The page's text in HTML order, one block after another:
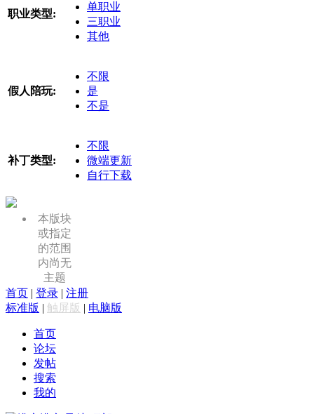
职业类型:
单职业
三职业
其他
假人陪玩:
不限
是
不是
补丁类型:
不限
微端更新
自行下载
本版块
或指定
的范围
内尚无
主题
首页 | 登录 | 注册
标准版 | 触屏版 | 电脑版
首页
论坛
发帖
搜索
我的